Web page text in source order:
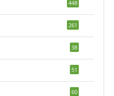
448
261
38
51
60